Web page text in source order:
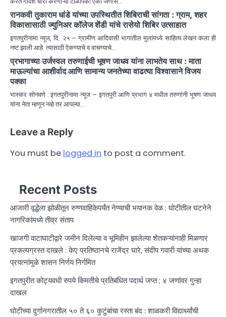
रानकवी तुकाराम धांडे यांच्या उपस्थितीत शिबिराची सांगता : ग्राम, शहर
विकासासाठी ज्युनिअर कॉलेज शेंडी यांचे रासेयो शिबिर उत्साहात
इगतपुरीनामा न्यूज, दि. २५ – ग्रामीण आदिवासी भागातील मुलांमध्ये साहित्य लेखन कला ही
नष्ट झाली आहे. त्यासाठी ऐकण्याचे व वाचण्याचे…
प्रभागाच्या उर्जस्वल तरुणाईची भूषण जाधव यांना लाभतेय साथ : माता
माऊल्यांचा आशीर्वाद आणि सामान्य जनतेच्या वाढत्या विश्वासाने विजय
पक्का
भास्कर सोनवणे : इगतपुरीनामा न्यूज – इगतपुरी आणि प्रभाग ४ मधील तरुणांनी भूषण जाधव
यांना नेता म्हणून नव्हे तर आपल्या…
Leave a Reply
You must be logged in to post a comment.
Recent Posts
आजारी वृद्धेला झोळीतून रुग्णवाहिकेपर्यंत नेण्याची भयानक वेळ : घोटीतील घटनेने
नागरिकांमध्ये तीव्र संताप
खाजगी वाटाघाटीद्वारे जमीन दिलेल्या व भूमिहीन झालेल्या शेतकऱ्यांनाही मिळणार
प्रकल्पग्रस्त दाखले : केए प्रतिष्ठानचे राजेंद्र घारे, संदीप गवारी यांच्या अथक
प्रयत्नांमुळे शासन निर्णय निर्गमित
इगतपुरीत कोट्यवधी रुपये किमतीचे प्रतिबंधित पदार्थ जप्त ; ४ जणांवर गुन्हा
दाखल
घोटीच्या दुर्गानगरातील ५० ते ६० कुटुंबांचा रस्ता बंद : शाळकरी विद्यार्थ्यांची